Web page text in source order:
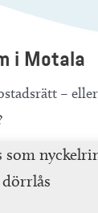
i Motala
–